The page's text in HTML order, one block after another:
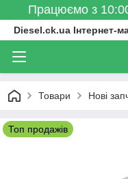
Працюємо з
Diesel.ck.ua Інтернет-
Товари Нові
Топ продажів